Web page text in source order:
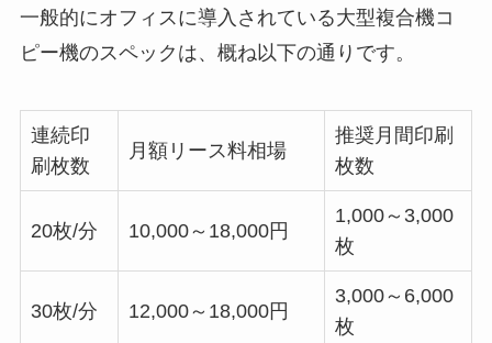
一般的にオフィスに導入されている大型複合機コ
ピー機のスペックは、概ね以下の通りです。
連続印
刷枚数
月額リース料相場
推奨月間印刷
枚数
20枚/分 10,000～18,000円
1,000～3,000
枚
30枚/分 12,000～18,000円
3,000～6,000
枚